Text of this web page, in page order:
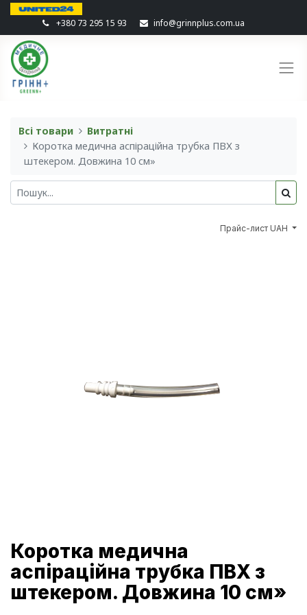
+380 73 295 15 93 info@grinnplus.com.ua
Всі товари
Витратні
Коротка медична аспіраційна трубка ПВХ з
штекером. Довжина 10 см»
Прайс-лист UAH
Коротка медична
аспіраційна трубка ПВХ з
штекером. Довжина 10 см»